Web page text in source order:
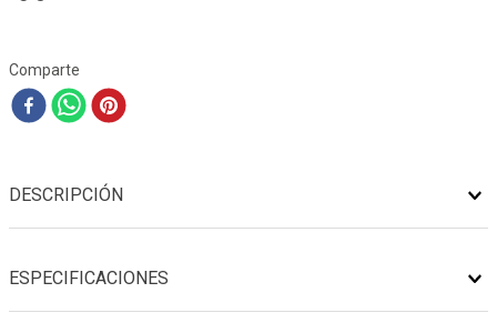
Comparte
DESCRIPCIÓN
ESPECIFICACIONES